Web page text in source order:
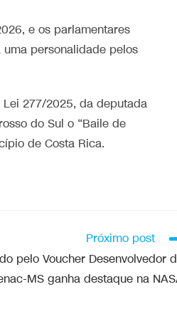
e os parlamentares
personalidade pelos
277/2025, da deputada
do Sul o “Baile de
de Costa Rica.
Próximo post
pelo Voucher Desenvolvedor
MS ganha destaque na